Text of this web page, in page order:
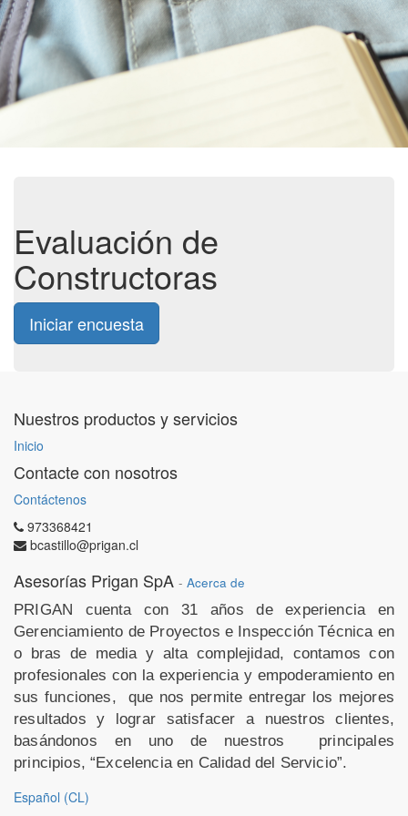
Evaluación de
Constructoras
Iniciar encuesta
Nuestros productos y servicios
Inicio
Contacte con nosotros
Contáctenos
973368421
bcastillo@prigan.cl
Asesorías Prigan SpA - Acerca de
PRIGAN cuenta con 31 años de experiencia en
Gerenciamiento de Proyectos e Inspección Técnica en
o bras de media y alta complejidad, contamos con
profesionales con la experiencia y empoderamiento en
sus funciones,
que nos permite entregar los mejores
resultados y lograr satisfacer a nuestros clientes,
basándonos en uno de nuestros
principales
principios, “Excelencia en Calidad del Servicio”.
Español (CL)